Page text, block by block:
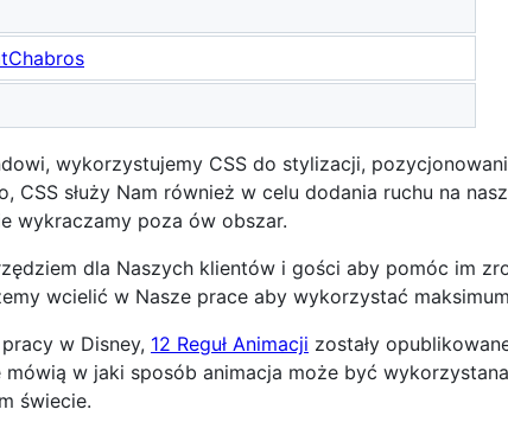
wykorzystujemy CSS do stylizacji,
CSS służy Nam również w celu dodania ruchu na
wykraczamy poza ów obszar.
dla Naszych klientów i gości aby pomóc im
wcielić w Nasze prace aby wykorzystać
w Disney, 12 Reguł Animacji zostały
mówią w jaki sposób animacja może być
świecie.